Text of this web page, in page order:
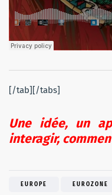
[/tab][/tabs]
Une idée, un
interagir,
EUROPE EUROZONE